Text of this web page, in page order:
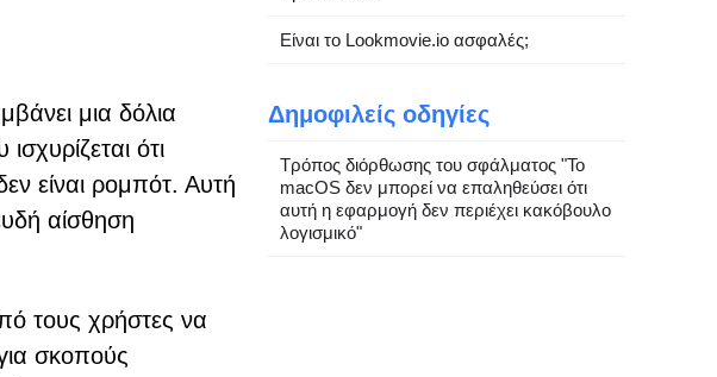
μια δόλια
ότι
είναι ρομπότ. Αυτή
αίσθηση
τους χρήστες να
σκοπούς
Είναι το Lookmovie.io ασφαλές;
Δημοφιλείς οδηγίες
Τρόπος διόρθωσης του σφάλματος "Το
macOS δεν μπορεί να επαληθεύσει ότι
αυτή η εφαρμογή δεν περιέχει κακόβουλο
λογισμικό"